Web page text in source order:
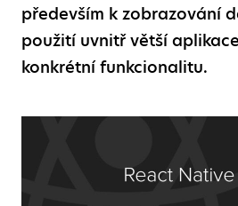
především k zobrazování
použití uvnitř větší
konkrétní funkcionalitu.